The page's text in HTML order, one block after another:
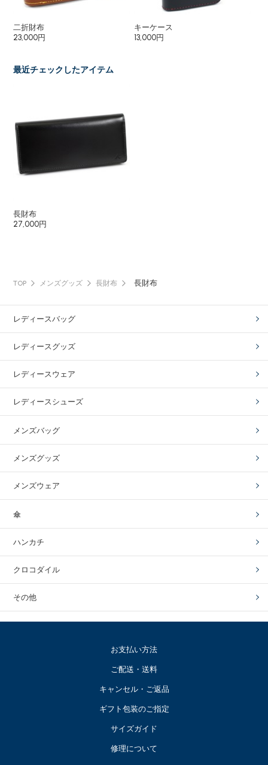
二折財布
23,000円
キーケース
13,000円
最近チェックしたアイテム
長財布
27,000円
TOP メンズグッズ 長財布 長財布
レディースバッグ
レディースグッズ
レディースウェア
レディースシューズ
メンズバッグ
メンズグッズ
メンズウェア
傘
ハンカチ
クロコダイル
その他
お支払い方法
ご配送・送料
キャンセル・ご返品
ギフト包装のご指定
サイズガイド
修理について